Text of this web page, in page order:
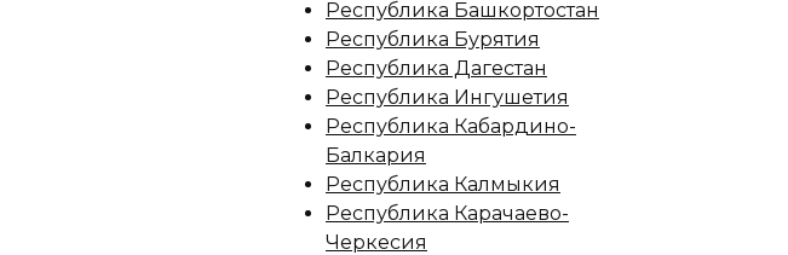
Республика Башкортостан
Республика Бурятия
Республика Дагестан
Республика Ингушетия
Республика Кабардино-
Балкария
Республика Калмыкия
Республика Карачаево-
Черкесия